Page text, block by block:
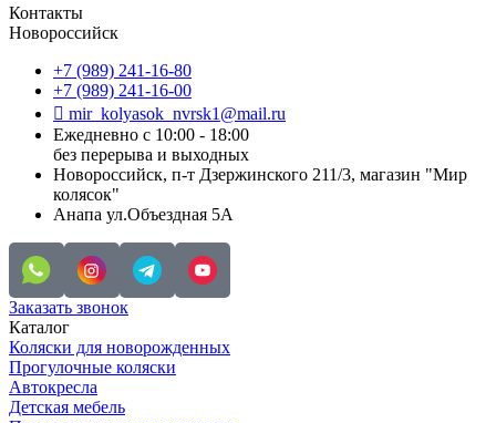
Контакты
Новороссийск
+7 (989) 241-16-80
+7 (989) 241-16-00
mir_kolyasok_nvrsk1@mail.ru
Ежедневно с 10:00 - 18:00
без перерыва и выходных
Новороссийск, п-т Дзержинского 211/3, магазин "Мир
колясок"
Анапа ул.Объездная 5А
Заказать звонок
Каталог
Коляски для новорожденных
Прогулочные коляски
Автокресла
Детская мебель